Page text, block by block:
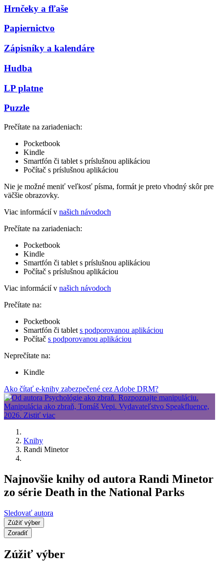
Hrnčeky a fľaše
Papiernictvo
Zápisníky a kalendáre
Hudba
LP platne
Puzzle
Prečítate na zariadeniach:
Pocketbook
Kindle
Smartfón či tablet s príslušnou aplikáciou
Počítač s príslušnou aplikáciou
Nie je možné meniť veľkosť písma, formát je preto vhodný skôr pre
väčšie obrazovky.
Viac informácií v našich návodoch
Prečítate na zariadeniach:
Pocketbook
Kindle
Smartfón či tablet s príslušnou aplikáciou
Počítač s príslušnou aplikáciou
Viac informácií v našich návodoch
Prečítate na:
Pocketbook
Smartfón či tablet s podporovanou aplikáciou
Počítač s podporovanou aplikáciou
Neprečítate na:
Kindle
Ako čítať e-knihy zabezpečené cez Adobe DRM?
Knihy
Randi Minetor
Najnovšie knihy od autora Randi Minetor
zo série Death in the National Parks
Sledovať autora
Zúžiť výber
Zoradiť
Zúžiť výber